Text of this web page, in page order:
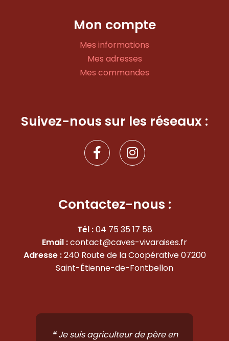
Mon compte
Mes informations
Mes adresses
Mes commandes
Suivez-nous sur les réseaux :
F
a
c
b
o
o
k
-
f
I
n
s
a
g
r
a
m
Contactez-nous :
Tél :04 75 35 17 58
Email :contact@caves-vivaraises.fr
Adresse :240 Route de la Coopérative 07200
Saint-Étienne-de-Fontbellon
❝ Je suis agriculteur de père en